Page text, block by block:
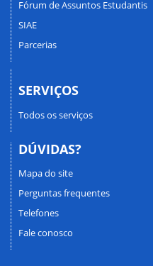
Fórum de Assuntos Estudantis
SIAE
Parcerias
SERVIÇOS
Todos os serviços
DÚVIDAS?
Mapa do site
Perguntas frequentes
Telefones
Fale conosco